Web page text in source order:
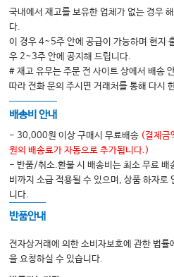
부인과
1. 부인과적 진찰 및 수술
2. 여성생식기 해부학
3. 월경과 임신의 생리
4. 여성생식기 조직 및 세포의 주기변화
6. 성폭행 (Sexual violence)
7. 비정상 자궁 출혈
8. 자궁 근종 (Uterine Leiomyoma)
9. 자궁선근증 (Uterine Adenomyosis)
11. 난소 낭종, 종양 및 자궁 부속기 종괴
국내에서 재고를 보유한 업체가 없는 경우
다.
이 경우 4~5주 안에 공급이 가능하며 현지
우 2~3주 안에 공지해 드립니다.
# 재고 유무는 주문 전 사이트 상에서 배송
따라 전화 문의 주시면 거래처를 통해 다시
배송비 안내
- 30,000원 이상 구매시 무료배송 (결제
원의 배송료가 자동으로 추가됩니다.)
- 반품/취소.환불 시 배송비는 최소 무료 배
비까지 소급 적용될 수 있으며, 상품 하자로
니다.
반품안내
전자상거래에 의한 소비자보호에 관한 법
을 요청하실 수 있습니다.